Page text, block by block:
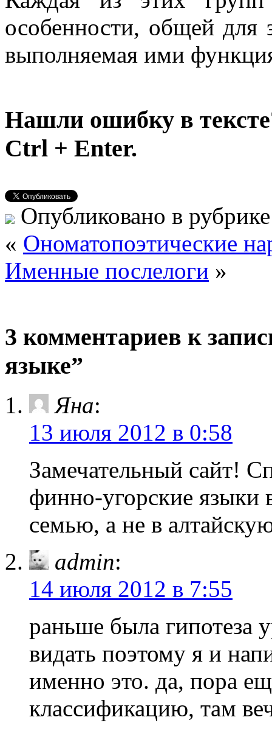
особенности, общей для
выполняемая ими
Нашли ошибку в
Ctrl + Enter.
Опубликовано в
« Ономатопоэтические
Именные послелоги »
3 комментариев к
языке”
Яна:
13 июля 2012 в 0:58
Замечательный сайт!
финно-угорские языки
семью, а не в
admin:
14 июля 2012 в 7:55
раньше была гипотеза
видать поэтому я и
именно это. да, пора
классификацию, там